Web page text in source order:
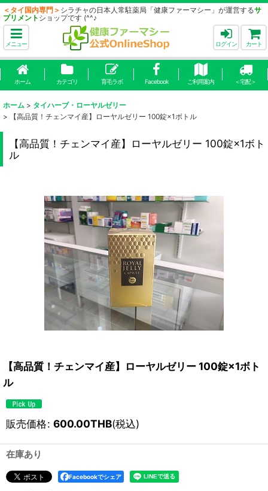
＜タイ国内専門＞ シラチャの日本人常駐薬局「健康ファーマシー」が運営するサ
プリメント ショップです (^^♪
メニュー ログイン カート
ホーム カテゴリ 育毛ラボ Facebook ご利用案内 ＜宅配＞
ホーム > タイハーブ・ローヤルゼリー
>
【高品質！チェンマイ産】ローヤルゼリー 100錠×1ボトル
【高品質！チェンマイ産】ローヤルゼリー 100錠×1ボト
ル
【高品質！チェンマイ産】ローヤルゼリー 100錠×1ボト
ル
販売価格: 600.00THB(税込)
在庫あり
Facebookでシェア